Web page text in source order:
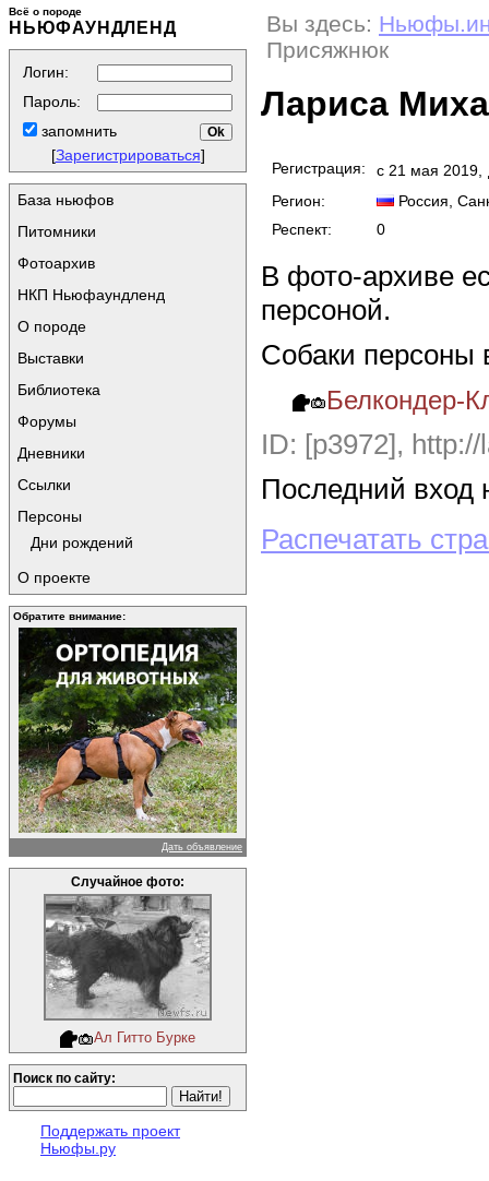
Всё о породе
НЬЮФАУНДЛЕНД
Логин:
Пароль:
запомнить
[Зарегистрироваться]
База ньюфов
Питомники
Фотоархив
НКП Ньюфаундленд
О породе
Выставки
Библиотека
Форумы
Дневники
Ссылки
Персоны
Дни рождений
О проекте
Обратите внимание:
Дать объявление
Случайное фото:
Ал Гитто Бурке
Поиск по сайту:
Поддержать проект
Ньюфы.ру
Вы здесь:
Присяжнюк
Лариса
Регистрация:
с 21 мая 2019,
Регион:
Россия ,
Респект:
0
В фото-архиве
персоной.
Собаки персоны
Белкондер-
ID: [p3972],
Последний вход
Распечатать